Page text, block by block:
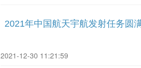
2021年中国航天宇航发射任务圆
2021-12-30 11:21:59